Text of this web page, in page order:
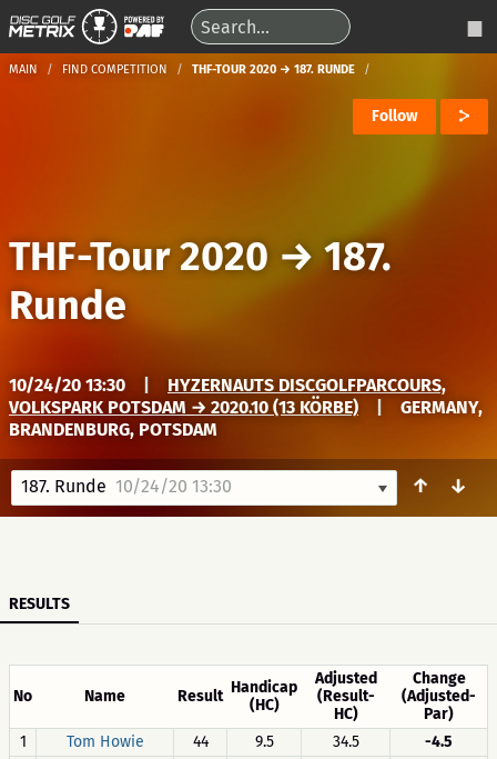
MAIN FIND COMPETITION THF-TOUR 2020 → 187. RUNDE
Follow
THF-Tour 2020 →187.
Runde
10/24/20 13:30
HYZERNAUTS DISCGOLFPARCOURS,
VOLKSPARK POTSDAM → 2020.10 (13 KÖRBE)
GERMANY,
BRANDENBURG, POTSDAM
187. Runde 10/24/20 13:30 ↑ ↓
RESULTS
No Name Result Handicap
(HC)
Adjusted
(Result-
HC)
Change
(Adjusted-
Par)
1
Tom Howie 44 9.5 34.5
-4.5